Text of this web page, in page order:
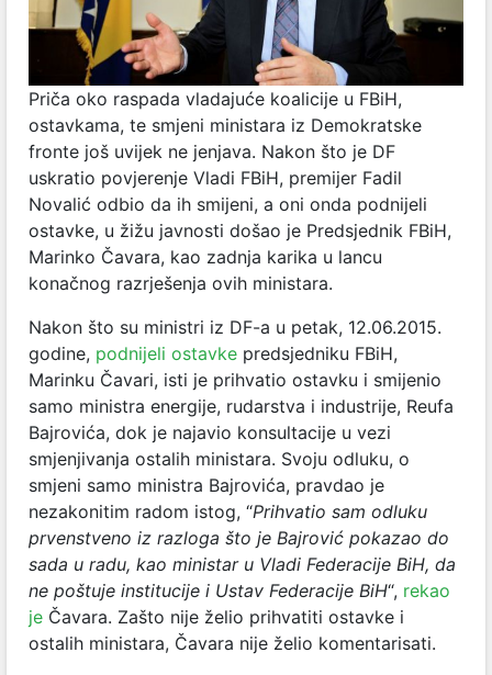
Priča oko raspada vladajuće koalicije u FBiH,
ostavkama, te smjeni ministara iz Demokratske
fronte još uvijek ne jenjava. Nakon što je DF
uskratio povjerenje Vladi FBiH, premijer Fadil
Novalić odbio da ih smijeni, a oni onda podnijeli
ostavke, u žižu javnosti došao je Predsjednik FBiH,
Marinko Čavara, kao zadnja karika u lancu
konačnog razrješenja ovih ministara.
Nakon što su ministri iz DF-a u petak, 12.06.2015.
godine, podnijeli ostavke predsjedniku FBiH,
Marinku Čavari, isti je prihvatio ostavku i smijenio
samo ministra energije, rudarstva i industrije, Reufa
Bajrovića, dok je najavio konsultacije u vezi
smjenjivanja ostalih ministara. Svoju odluku, o
smjeni samo ministra Bajrovića, pravdao je
nezakonitim radom istog, “Prihvatio sam odluku
prvenstveno iz razloga što je Bajrović pokazao do
sada u radu, kao ministar u Vladi Federacije BiH, da
ne poštuje institucije i Ustav Federacije BiH“, rekao
je Čavara. Zašto nije želio prihvatiti ostavke i
ostalih ministara, Čavara nije želio komentarisati.